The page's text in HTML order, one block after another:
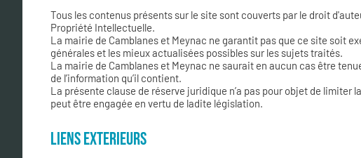
Tous les contenus présents sur le site sont couverts par le droit
Propriété Intellectuelle.
La mairie de Camblanes et Meynac ne garantit pas que ce site soit
générales et les mieux actualisées possibles sur les sujets traités.
La mairie de Camblanes et Meynac ne saurait en aucun cas être
de l’information qu’il contient.
La présente clause de réserve juridique n’a pas pour objet de limiter
peut être engagée en vertu de ladite législation.
LIENS EXTERIEURS